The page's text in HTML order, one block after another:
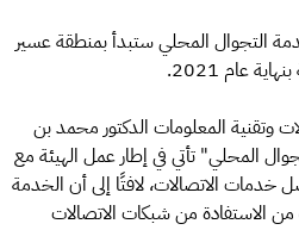
التجوال المحلي ستبدأ بمنطقة عسير
عام 2021.
وتقنية المعلومات الدكتور محمد بن
المحلي" تأتي في إطار عمل الهيئة مع
خدمات الاتصالات، لافتًا إلى أن الخدمة
الاستفادة من شبكات الاتصالات